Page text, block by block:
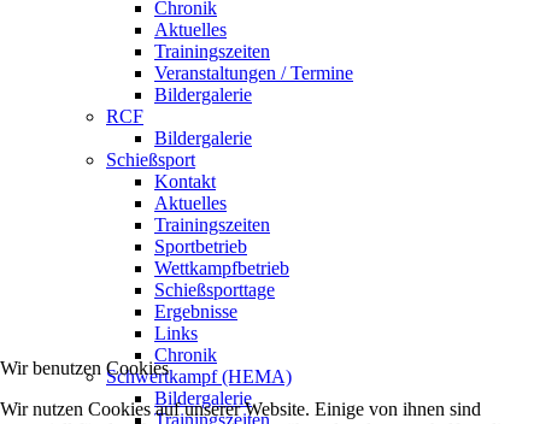
Chronik
Aktuelles
Trainingszeiten
Veranstaltungen / Termine
Bildergalerie
RCF
Bildergalerie
Schießsport
Kontakt
Aktuelles
Trainingszeiten
Sportbetrieb
Wettkampfbetrieb
Schießsporttage
Ergebnisse
Links
Chronik
Schwertkampf (HEMA)
Bildergalerie
Trainingszeiten
Wir benutzen Cookies
Wir nutzen Cookies auf unserer Website. Einige von ihnen sind